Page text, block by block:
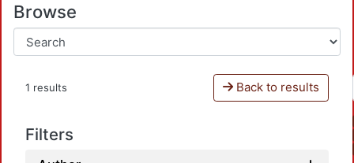
Browse
1 results Back to results
Filters